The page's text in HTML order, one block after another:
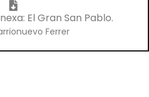
El Gran San Pablo.
Ferrer